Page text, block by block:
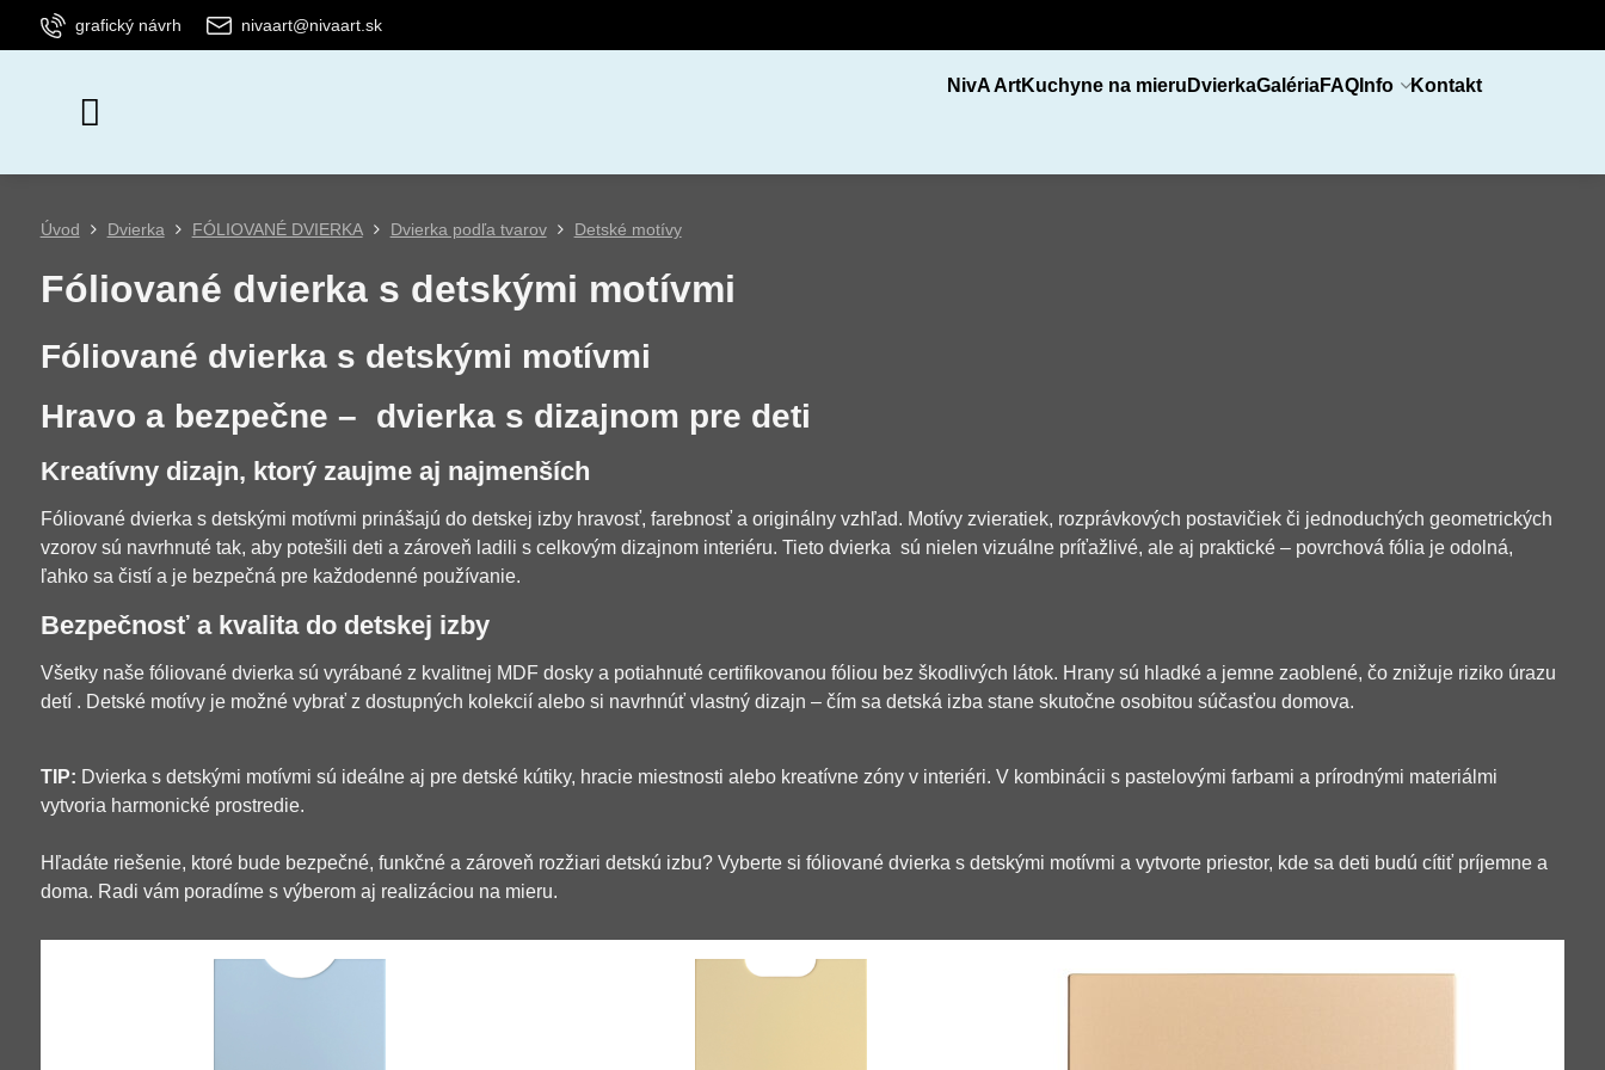
grafický návrh nivaart@nivaart.sk
NivA ArtKuchyne na mieru DvierkaGalériaFAQInfo Kontakt
Úvod Dvierka FÓLIOVANÉ DVIERKA Dvierka podľa tvarov Detské motívy
Fóliované dvierka s detskými motívmi
Fóliované dvierka s detskými motívmi
Hravo a bezpečne – dvierka s dizajnom pre deti
Kreatívny dizajn, ktorý zaujme aj najmenších
Fóliované dvierka s detskými motívmi prinášajú do detskej izby hravosť, farebnosť a originálny vzhľad. Motívy zvieratiek, rozprávkových postavičiek či jednoduchých geometrických
vzorov sú navrhnuté tak, aby potešili deti a zároveň ladili s celkovým dizajnom interiéru. Tieto dvierka sú nielen vizuálne príťažlivé, ale aj praktické – povrchová fólia je odolná,
ľahko sa čistí a je bezpečná pre každodenné používanie.
Bezpečnosť a kvalita do detskej izby
Všetky naše fóliované dvierka sú vyrábané z kvalitnej MDF dosky a potiahnuté certifikovanou fóliou bez škodlivých látok. Hrany sú hladké a jemne zaoblené, čo znižuje riziko úrazu
detí . Detské motívy je možné vybrať z dostupných kolekcií alebo si navrhnúť vlastný dizajn – čím sa detská izba stane skutočne osobitou súčasťou domova.
TIP: Dvierka s detskými motívmi sú ideálne aj pre detské kútiky, hracie miestnosti alebo kreatívne zóny v interiéri. V kombinácii s pastelovými farbami a prírodnými materiálmi
vytvoria harmonické prostredie.
Hľadáte riešenie, ktoré bude bezpečné, funkčné a zároveň rozžiari detskú izbu? Vyberte si fóliované dvierka s detskými motívmi a vytvorte priestor, kde sa deti budú cítiť príjemne a
doma. Radi vám poradíme s výberom aj realizáciou na mieru.